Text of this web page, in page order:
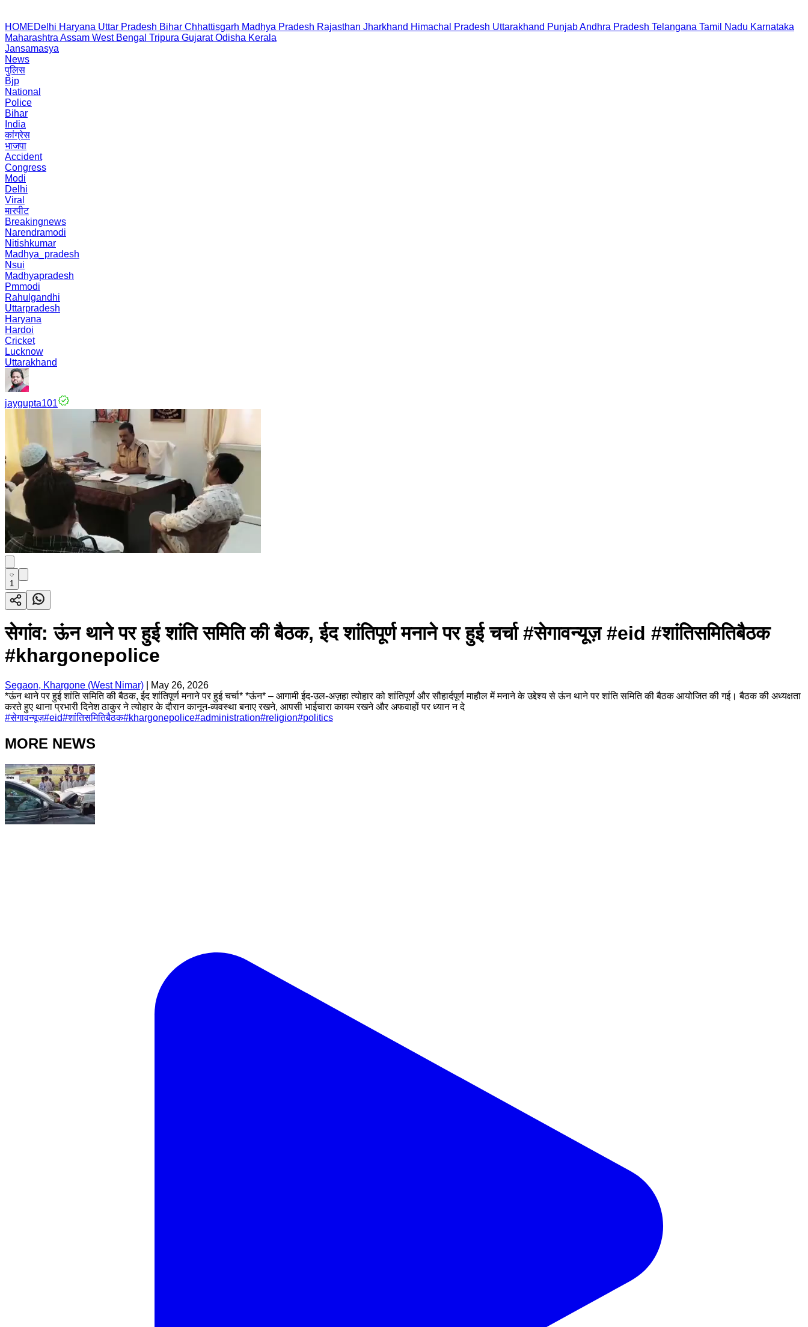
HOMEDelhi Haryana Uttar Pradesh Bihar Chhattisgarh Madhya Pradesh Rajasthan Jharkhand Himachal Pradesh Uttarakhand PunjabAndhra Pradesh Telangana Tamil Nadu Karnataka
Maharashtra Assam West Bengal Tripura Gujarat Odisha Kerala
Jansamasya
News
पुलिस
Bjp
National
Police
Bihar
India
कांग्रेस
भाजपा
Accident
Congress
Modi
Delhi
Viral
मारपीट
Breakingnews
Narendramodi
Nitishkumar
Madhya_pradesh
Nsui
Madhyapradesh
Pmmodi
Rahulgandhi
Uttarpradesh
Haryana
Hardoi
Cricket
Lucknow
Uttarakhand
jaygupta101
1
सेगांव: ऊंन थाने पर हुई शांति समिति की बैठक, ईद शांतिपूर्ण मनाने पर हुई चर्चा #सेगावन्यूज़ #eid #शांतिसमितिबैठक
#khargonepolice
Segaon, Khargone (West Nimar)
May 26, 2026
*ऊंन थाने पर हुई शांति समिति की बैठक, ईद शांतिपूर्ण मनाने पर हुई चर्चा* *ऊंन* – आगामी ईद-उल-अज़हा त्योहार को शांतिपूर्ण और सौहार्दपूर्ण माहौल में मनाने के उद्देश्य से ऊंन थाने पर शांति समिति की बैठक आयोजित की गई। बैठक की अध्यक्षता
करते हुए थाना प्रभारी दिनेश ठाकुर ने त्योहार के दौरान कानून-व्यवस्था बनाए रखने, आपसी भाईचारा कायम रखने और अफवाहों पर ध्यान न दे
#सेगावन्यूज़#eid#शांतिसमितिबैठक#khargonepolice#administration#religion#politics
MORE NEWS